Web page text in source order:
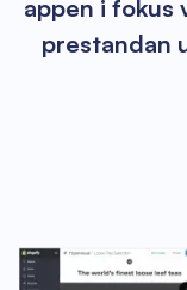
appen i fokus
prestandan